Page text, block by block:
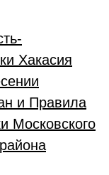
Хакасия
и Правила
Московского